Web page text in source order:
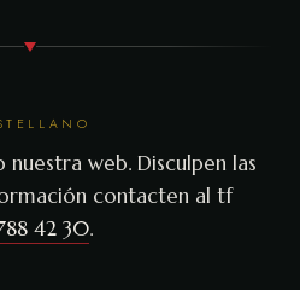
nuestra web. Disculpen las
contacten al tf
42 30.